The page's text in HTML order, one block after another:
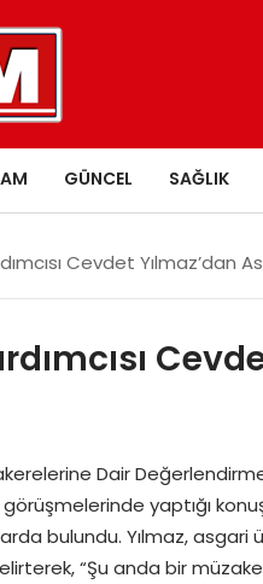
GÜNCEL SAĞLIK
Cevdet Yılmaz’dan
Dair
görüşmelerinde yaptığı
bulundu. Yılmaz, asgari
“Şu anda bir